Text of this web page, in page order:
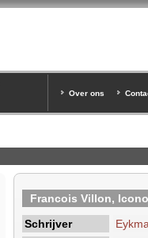
Over ons
Francois Villon,
Schrijver